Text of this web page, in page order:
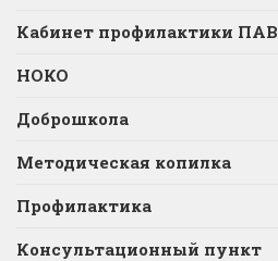
Кабинет профилактики ПАВ
НОКО
Доброшкола
Методическая копилка
Профилактика
Консультационный пункт